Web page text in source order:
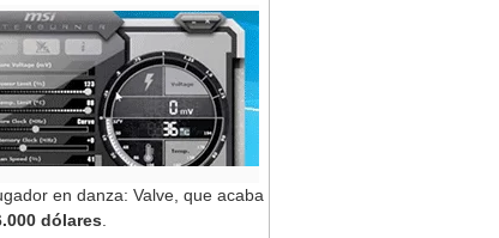
en danza: Valve, que acaba
dólares